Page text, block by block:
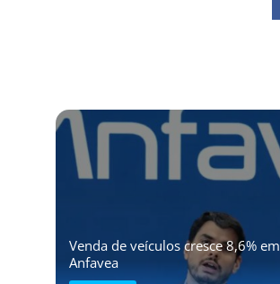
Venda de veículos cresce 8,6%
Anfavea